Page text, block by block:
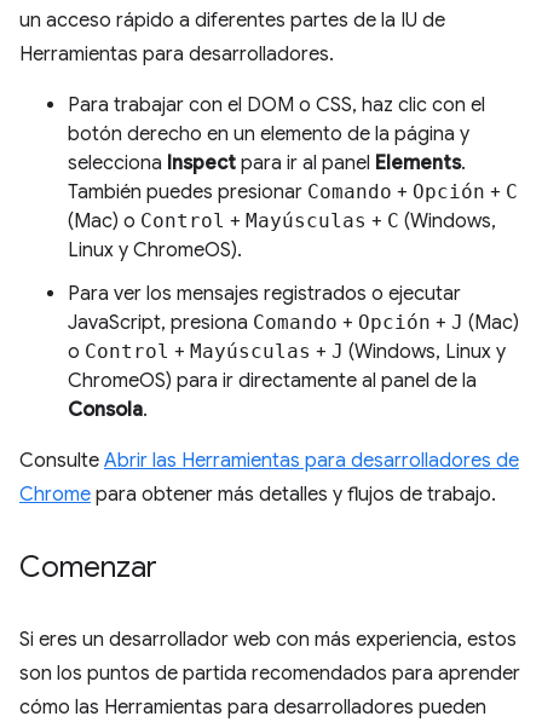
un acceso rápido a diferentes partes de la IU de
Herramientas para desarrolladores.
Para trabajar con el DOM o CSS, haz clic con el
botón derecho en un elemento de la página y
selecciona Inspect para ir al panel Elements.
También puedes presionar Comando + Opción + C
(Mac) o Control + Mayúsculas + C (Windows,
Linux y ChromeOS).
Para ver los mensajes registrados o ejecutar
JavaScript, presiona Comando + Opción + J (Mac)
o Control + Mayúsculas + J (Windows, Linux y
ChromeOS) para ir directamente al panel de la
Consola.
Consulte Abrir las Herramientas para desarrolladores de
Chrome para obtener más detalles y flujos de trabajo.
Comenzar
Si eres un desarrollador web con más experiencia, estos
son los puntos de partida recomendados para aprender
cómo las Herramientas para desarrolladores pueden